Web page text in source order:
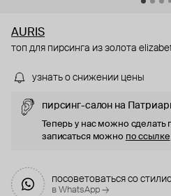
AURIS
топ для пирсинга из золота
узнать о снижении цены
пирсинг-салон на
Теперь у нас можно сделать
записаться можно по ссылке
посоветоваться со
в WhatsApp →